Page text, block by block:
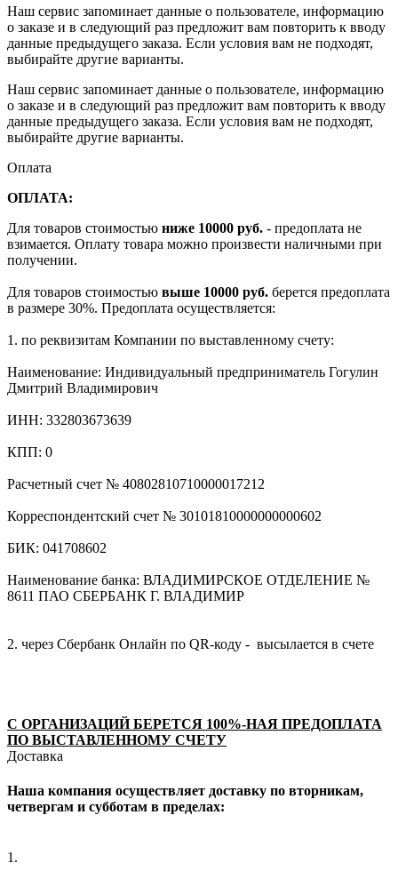
Наш сервис запоминает данные о пользователе, информацию
о заказе и в следующий раз предложит вам повторить к вводу
данные предыдущего заказа. Если условия вам не подходят,
выбирайте другие варианты.
Наш сервис запоминает данные о пользователе, информацию
о заказе и в следующий раз предложит вам повторить к вводу
данные предыдущего заказа. Если условия вам не подходят,
выбирайте другие варианты.
Оплата
ОПЛАТА:
Для товаров стоимостью ниже 10000 руб. - предоплата не
взимается. Оплату товара можно произвести наличными при
получении.
Для товаров стоимостью выше 10000 руб. берется предоплата
в размере 30%. Предоплата осуществляется:
1. по реквизитам Компании по выставленному счету:
Наименование: Индивидуальный предприниматель Гогулин
Дмитрий Владимирович
ИНН: 332803673639
КПП: 0
Расчетный счет № 40802810710000017212
Корреспондентский счет № 30101810000000000602
БИК: 041708602
Наименование банка: ВЛАДИМИРСКОЕ ОТДЕЛЕНИЕ №
8611 ПАО СБЕРБАНК Г. ВЛАДИМИР
2. через Сбербанк Онлайн по QR-коду - высылается в счете
С ОРГАНИЗАЦИЙ БЕРЕТСЯ 100%-НАЯ ПРЕДОПЛАТА
ПО ВЫСТАВЛЕННОМУ СЧЕТУ
Доставка
Наша компания осуществляет доставку по вторникам,
четвергам и субботам в пределах:
1.